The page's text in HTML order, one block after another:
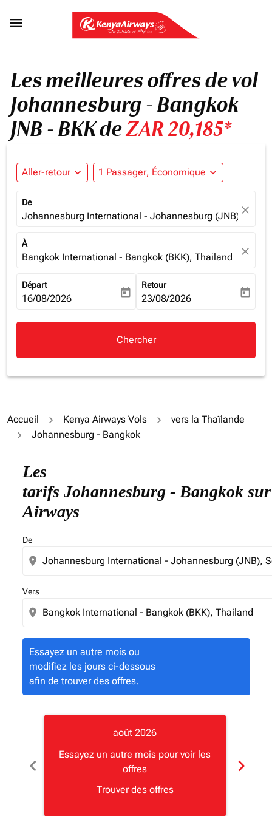

Les meilleures offres de vol
Johannesburg - Bangkok
JNB - BKK deZAR 20,185*
Aller-retour expand_more 1 Passager, Économique expand_more
De
Johannesburg International - Johannesburg (JNB),close
À
Bangkok International - Bangkok (BKK), Thailand close
Départ
fc-booking-departure-date-aria-label
16/08/2026 today
Retour
fc-booking-return-date-aria-
23/08/2026 today
Chercher
Accueil Kenya Airways Vols
vers la Thaïlande
Johannesburg - Bangkok
Les
tarifs Johannesburg - Bangkok
Airways
De
location_on
Vers
location_on
Essayez un autre mois ou
modifiez les jours ci-dessous
afin de trouver des offres.
Essayez un autre mois ou modifiez les jours ci-
chevron_left
août 2026
Essayez un autre mois pour voir les
offres
Trouver des offres
chevron_right